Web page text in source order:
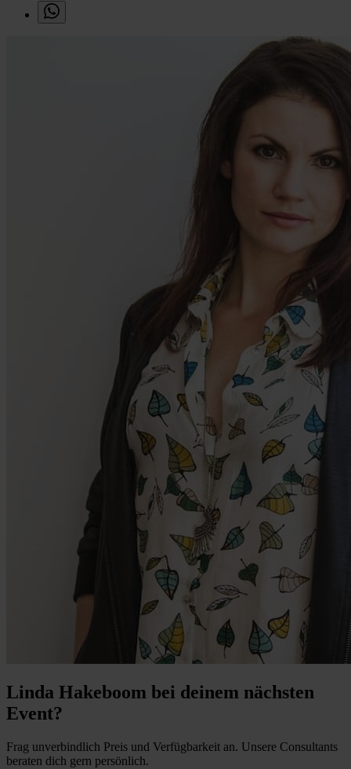
Linda Hakeboom bei deinem nächsten
Event?
Frag unverbindlich Preis und Verfügbarkeit an. Unsere Consultants
beraten dich gern persönlich.